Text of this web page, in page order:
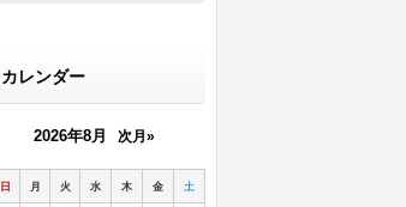
カレンダー
2026年8月 次月»
日 月 火 水 木 金 土